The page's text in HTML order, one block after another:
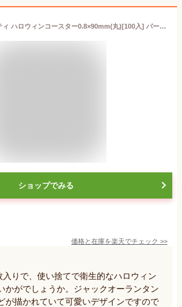
使い捨て パーティ ハロウィンコースター0.8×90mm(丸)[100入] パーティー イベント 秋イベント ランチ ディナー お食事 おもてなし 業務用 オシャレ かわいい Halloween party かぼちゃ ギフト 包装 お菓子 手作り
ショップでみる
価格と在庫を楽天でチェック >>
りで、使い捨てで衛生的なハロウィン
かがでしょうか。ジャックオーランタン
が描かれていて可愛いデザインですので